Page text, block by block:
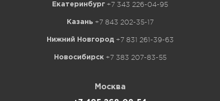
Екатеринбург +7 343 226-04-95
Казань +7 843 202-35-17
Нижний Новгород +7 831 261-39-63
Новосибирск +7 383 207-83-55
Москва